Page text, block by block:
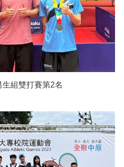
組雙打賽第2名